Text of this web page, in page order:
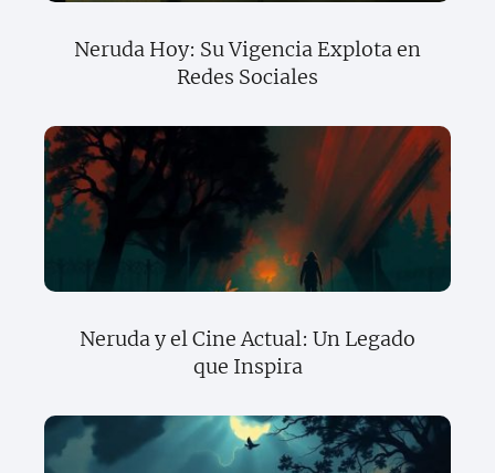
Neruda Hoy: Su Vigencia Explota en
Redes Sociales
Neruda y el Cine Actual: Un Legado
que Inspira